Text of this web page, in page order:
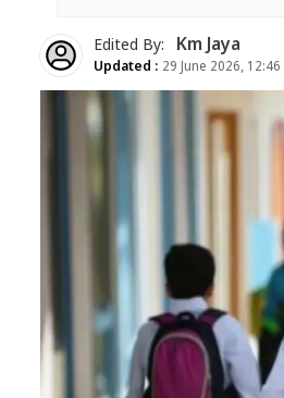
Edited By: Km Jaya
Updated : 29 June 2026, 12:46